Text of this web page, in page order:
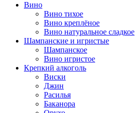
Вино
Вино тихое
Вино креплёное
Вино натуральное сладкое
Шампанские и игристые
Шампанское
Вино игристое
Крепкий алкоголь
Виски
Джин
Расилья
Баканора